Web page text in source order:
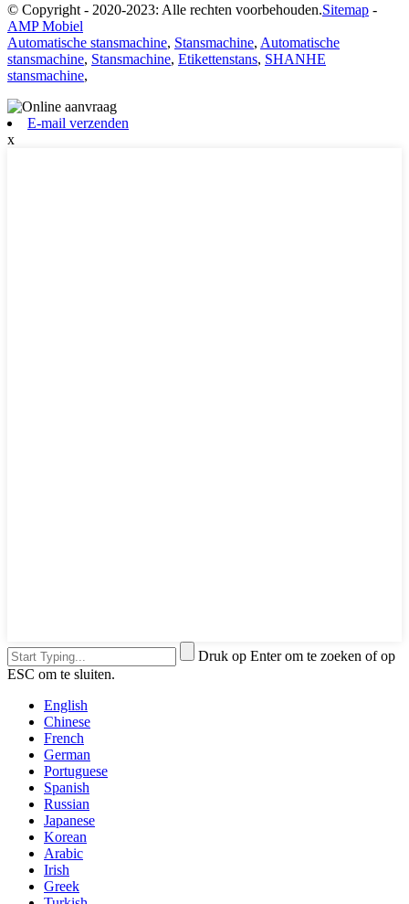
© Copyright - 2020-2023: Alle rechten voorbehouden.Sitemap -
AMP Mobiel
Automatische stansmachine, Stansmachine, Automatische
stansmachine, Stansmachine, Etikettenstans, SHANHE
stansmachine,
E-mail verzenden
x
Druk op Enter om te zoeken of op
ESC om te sluiten.
English
Chinese
French
German
Portuguese
Spanish
Russian
Japanese
Korean
Arabic
Irish
Greek